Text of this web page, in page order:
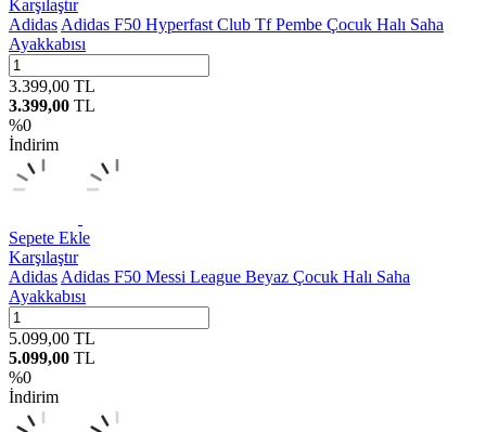
Karşılaştır
Adidas Adidas F50 Hyperfast Club Tf Pembe Çocuk Halı Saha
Ayakkabısı
3.399,00 TL
3.399,00 TL
%0
İndirim
Sepete Ekle
Karşılaştır
Adidas Adidas F50 Messi League Beyaz Çocuk Halı Saha
Ayakkabısı
5.099,00 TL
5.099,00 TL
%0
İndirim